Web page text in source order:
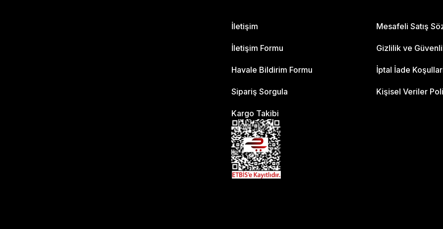
İletişim
İletişim Formu
Havale Bildirim Formu
Sipariş Sorgula
Kargo Takibi
Mesafeli Satış
Gizlilik ve
İptal İade
Kişisel Veriler